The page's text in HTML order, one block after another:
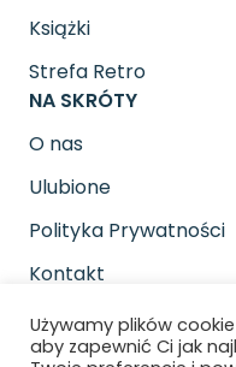
Książki
Strefa Retro
NA SKRÓTY
O nas
Ulubione
Polityka Prywatności
Kontakt
Używamy plików
aby zapewnić Ci jak